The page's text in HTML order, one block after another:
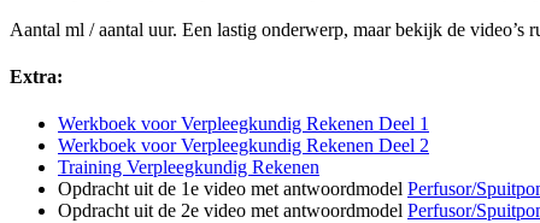
Aantal ml / aantal uur. Een lastig onderwerp, maar bekijk de video’s
Extra:
Werkboek voor Verpleegkundig Rekenen Deel 1
Werkboek voor Verpleegkundig Rekenen Deel 2
Training Verpleegkundig Rekenen
Opdracht uit de 1e video met antwoordmodel Perfusor/
Opdracht uit de 2e video met antwoordmodel Perfusor/